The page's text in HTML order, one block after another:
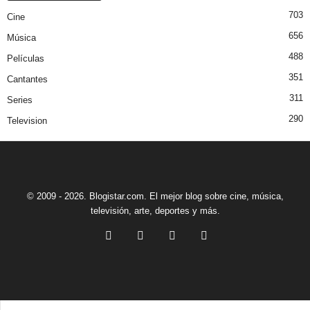
Cine 703
Música 656
Películas 488
Cantantes 351
Series 311
Television 290
© 2009 - 2026. Blogistar.com. El mejor blog sobre cine, música,
televisión, arte, deportes y más.